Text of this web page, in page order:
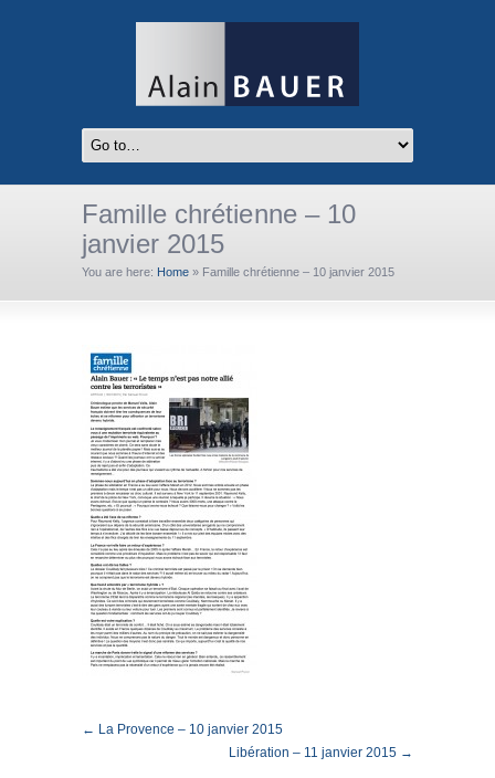
Famille chrétienne – 10
janvier 2015
You are here: Home » Famille chrétienne – 10 janvier 2015
← La Provence – 10 janvier 2015
Libération – 11 janvier 2015 →